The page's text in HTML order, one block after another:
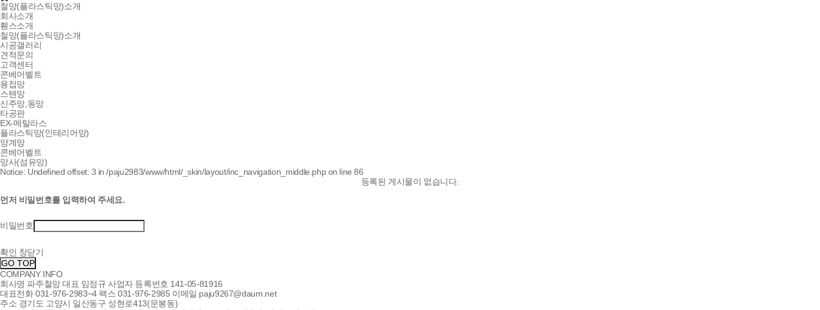
철망(플라스틱망)소개
회사소개
휀스소개
철망(플라스틱망)소개
시공갤러리
견적문의
고객센터
콘베어벨트
용접망
스텐망
신주망,동망
타공판
EX-메탈라스
플라스틱망(인테리어망)
양계망
콘베어벨트
망사(섬유망)
Notice: Undefined offset: 3 in /paju2983/www/html/_skin/layout/inc_navigation_middle.php on line 86
등록된 게시물이 없습니다.
먼저 비밀번호를 입력하여 주세요.
비밀번호
확인 창닫기
GO TOP
COMPANY INFO
회사명 파주철망대표 임정규사업자 등록번호 141-05-81916
대표전화031-976-2983~4 팩스 031-976-2985 이메일 paju9267@daum.net
주소 경기도 고양시 일산동구 성현로413(문봉동)